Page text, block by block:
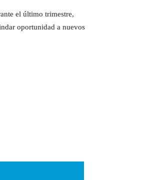
el último trimestre,
oportunidad a nuevos